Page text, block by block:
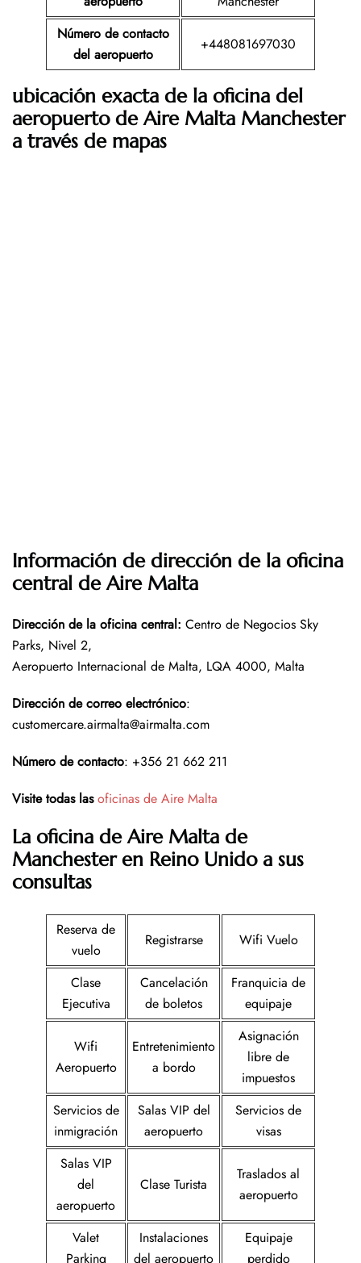
Número de contacto
del aeropuerto
+448081697030
ubicación exacta de la oficina del
aeropuerto de Aire Malta Manchester
a través de mapas
Información de dirección de la oficina
central de Aire Malta
Dirección de la oficina central: Centro de Negocios Sky
Parks, Nivel 2,
Aeropuerto Internacional de Malta, LQA 4000, Malta
Dirección de correo electrónico:
customercare.airmalta@airmalta.com
Número de contacto: +356 21 662 211
Visite todas las oficinas de Aire Malta
La oficina de Aire Malta de
Manchester en Reino Unido a sus
consultas
Reserva de
vuelo
Registrarse Wifi Vuelo
Clase
Ejecutiva
Cancelación
de boletos
Franquicia de
equipaje
Wifi
Aeropuerto
Entretenimiento
a bordo
Asignación
libre de
impuestos
Servicios de
inmigración
Salas VIP del
aeropuerto
Servicios de
visas
Salas VIP
del
aeropuerto
Clase Turista
Traslados al
aeropuerto
Valet
Parking
Instalaciones
del aeropuerto
Equipaje
perdido